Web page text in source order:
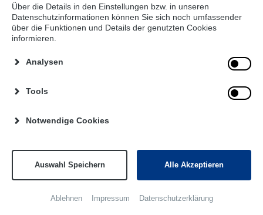
zusammengestellt.
Eine Garantie für die Vollständigkeit oder Richtigkeit
übernehmen.
Die BLF Holding GmbH & Co. KG übernimmt keine
Haftung für eventuelle Fehler in den Inhalten dieses
Internetauftritts.
O 85/98 (LG) Hamburg
Wir haben auf unseren Seiten Links zu Seiten im Internet
gelegt, deren Inhalt und Aktualisierung nicht unserem
Einflussbereich unterliegen.
Über die Details in den Einstellungen bzw. in unseren
Datenschutzinformationen können Sie sich noch umfassender
über die Funktionen und Details der genutzten Cookies
informieren.
Analysen
Tools
Notwendige Cookies
Auswahl Speichern Alle Akzeptieren
Ablehnen Impressum Datenschutzerklärung